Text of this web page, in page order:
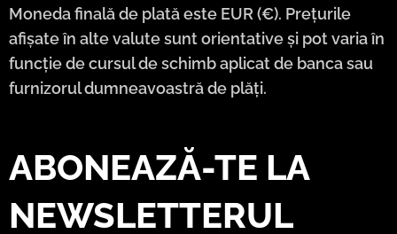
Moneda finală de plată este EUR (€). Prețurile
afișate în alte valute sunt orientative și pot varia în
funcție de cursul de schimb aplicat de banca sau
furnizorul dumneavoastră de plăți.
ABONEAZĂ-TE LA
NEWSLETTERUL